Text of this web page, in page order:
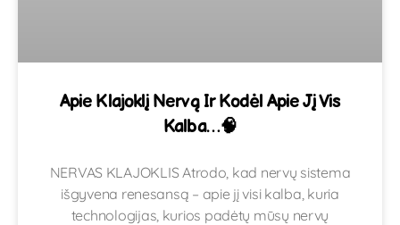
Apie Klajoklį Nervą Ir Kodėl Apie Jį Vis
Kalba…🧠
NERVAS KLAJOKLIS Atrodo, kad nervų sistema
išgyvena renesansą – apie jį visi kalba, kuria
technologijas, kurios padėtų mūsų nervų